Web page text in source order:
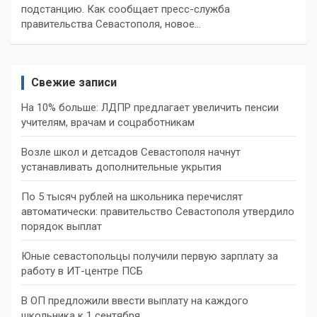
подстанцию. Как сообщает пресс-служба
правительства Севастополя, новое…
Свежие записи
На 10% больше: ЛДПР предлагает увеличить пенсии
учителям, врачам и соцработникам
Возле школ и детсадов Севастополя начнут
устанавливать дополнительные укрытия
По 5 тысяч рублей на школьника перечислят
автоматически: правительство Севастополя утвердило
порядок выплат
Юные севастопольцы получили первую зарплату за
работу в ИТ-центре ПСБ
В ОП предложили ввести выплату на каждого